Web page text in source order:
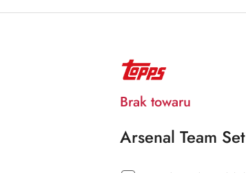
NAZWA
PRODUCENTA:
TOPPS
Brak towaru
Arsenal Team